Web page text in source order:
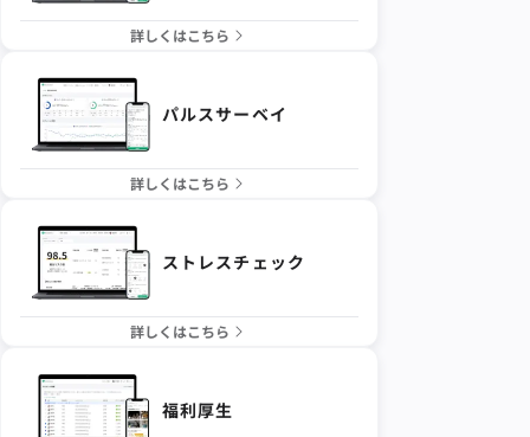
詳しくはこちら
パルスサーベイ
詳しくはこちら
ストレスチェック
詳しくはこちら
福利厚生